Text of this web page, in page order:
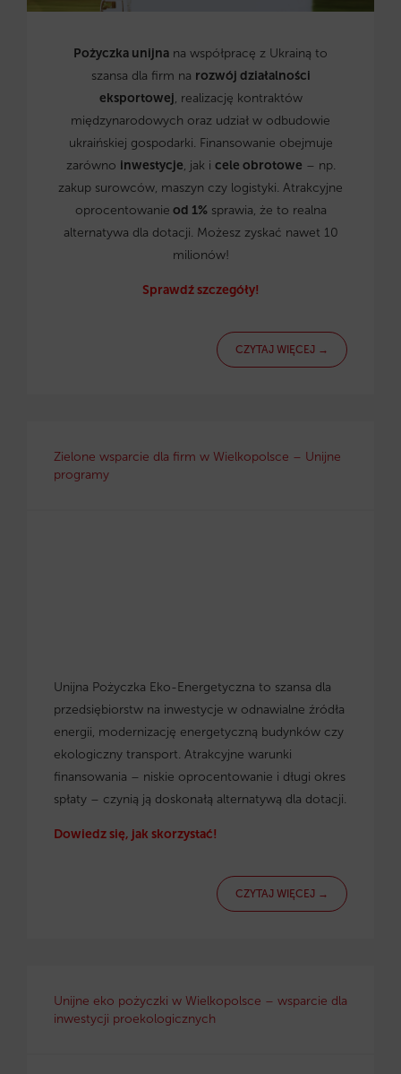
Pożyczka unijna na współpracę z Ukrainą to
szansa dla firm na rozwój działalności
eksportowej, realizację kontraktów
międzynarodowych oraz udział w odbudowie
ukraińskiej gospodarki. Finansowanie obejmuje
zarówno inwestycje, jak i cele obrotowe – np.
zakup surowców, maszyn czy logistyki. Atrakcyjne
oprocentowanie od 1%sprawia, że to realna
alternatywa dla dotacji. Możesz zyskać nawet 10
milionów!
Sprawdź szczegóły!
CZYTAJ WIĘCEJ →
Zielone wsparcie dla firm w Wielkopolsce – Unijne
programy
Unijna Pożyczka Eko-Energetyczna to szansa dla
przedsiębiorstw na inwestycje w odnawialne źródła
energii, modernizację energetyczną budynków czy
ekologiczny transport. Atrakcyjne warunki
finansowania – niskie oprocentowanie i długi okres
spłaty – czynią ją doskonałą alternatywą dla dotacji.
Dowiedz się, jak skorzystać!
CZYTAJ WIĘCEJ →
Unijne eko pożyczki w Wielkopolsce – wsparcie dla
inwestycji proekologicznych